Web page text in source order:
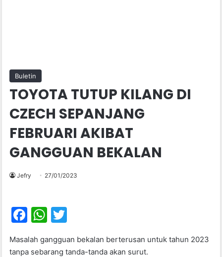
Buletin
TOYOTA TUTUP KILANG DI
CZECH SEPANJANG
FEBRUARI AKIBAT
GANGGUAN BEKALAN
Jefry 27/01/2023
F
c
W
at itt
Masalah gangguan bekalan berterusan untuk tahun 2023
tanpa sebarang tanda-tanda akan surut.